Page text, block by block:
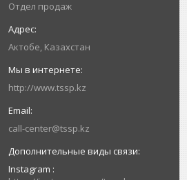
Отдел продаж
Актобе, Казахстан
http://www.tssp.kz
call-center@tssp.kz
Instagram